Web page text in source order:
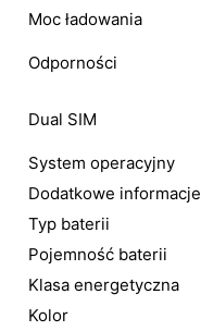
Moc ładowania
Odporności
Dual SIM
System operacyjny
Dodatkowe informacje
Typ baterii
Pojemność baterii
Klasa energetyczna
Kolor